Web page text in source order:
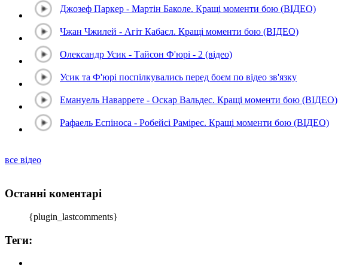
Джозеф Паркер - Мартін Баколе. Кращі моменти бою (ВІДЕО)
Чжан Чжилей - Агіт Кабаєл. Кращі моменти бою (ВІДЕО)
Олександр Усик - Тайсон Ф'юрі - 2 (відео)
Усик та Ф'юрі поспілкувались перед боєм по відео зв'язку
Емануель Наваррете - Оскар Вальдес. Кращі моменти бою (ВІДЕО)
Рафаель Еспіноса - Робейсі Рамірес. Кращі моменти бою (ВІДЕО)
все відео
Останні коментарі
{plugin_lastcomments}
Теги: